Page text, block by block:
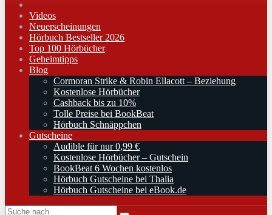
Videos
Neuerscheinungen
Hörbuch Bestseller 2026
Top 100 Hörbücher
Geheimtipps
Blog
Cormoran Strike & Robin Ellacott – Beziehung
Kostenlose Hörbücher
Cashback bis zu 10%
Tolle Preise bei BookBeat
Hörbuch Schnäppchen
Gutscheine
Audible für nur 0,99 €
Kostenlose Hörbücher – Gutschein
BookBeat 6 Wochen kostenlos
Hörbuch Gutscheine bei Thalia
Hörbuch Gutscheine bei eBook.de